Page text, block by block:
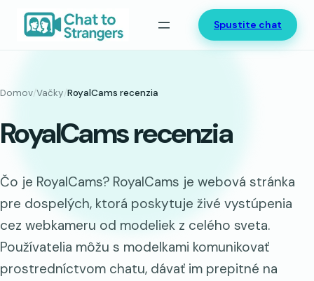
Prejsť
Spustite chat
Domov/Vačky/RoyalCams recenzia
RoyalCams recenzia
Čo je RoyalCams? RoyalCams je webová stránka
pre dospelých, ktorá poskytuje živé vystúpenia
cez webkameru od modeliek z celého sveta.
Používatelia môžu s modelkami komunikovať
prostredníctvom chatu, dávať im prepitné na